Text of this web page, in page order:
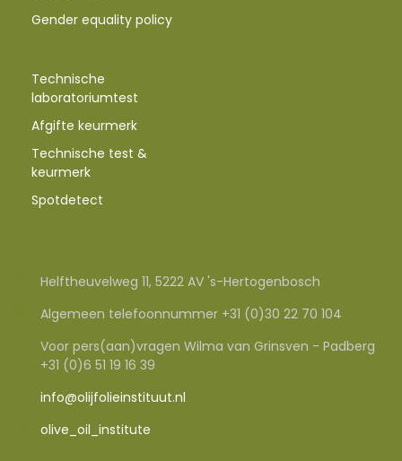
Gender equality policy
Technische
laboratoriumtest
Afgifte keurmerk
Technische test &
keurmerk
Spotdetect
Helftheuvelweg 11, 5222 AV 's-Hertogenbosch
Algemeen telefoonnummer +31 (0)30 22 70 104
Voor pers(aan)vragen Wilma van Grinsven - Padberg
+31 (0)6 51 19 16 39
info@olijfolieinstituut.nl
olive_oil_institute